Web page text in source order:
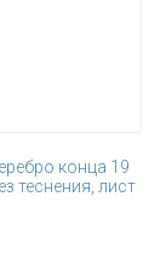
конца 19
теснения, лист